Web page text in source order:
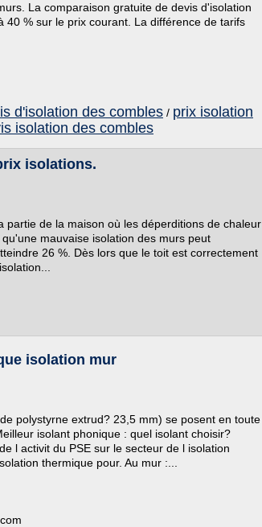
La comparaison gratuite de devis d'isolation
% sur le prix courant. La différence de tarifs
d'isolation des combles / prix isolation
isolation des combles
isolations.
partie de la maison où les déperditions de chaleur
mauvaise isolation des murs peut
26 %. Dès lors que le toit est correctement
isolation mur
polystyrne extrud? 23,5 mm) se posent en toute
isolant phonique : quel isolant choisir?
l activit du PSE sur le secteur de l isolation
thermique pour. Au mur :...